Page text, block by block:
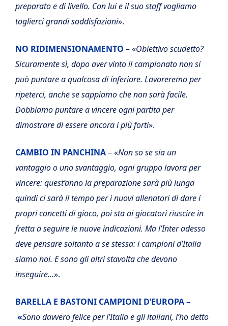
preparato e di livello. Con lui e il suo staff vogliamo
toglierci grandi soddisfazioni».
NO RIDIMENSIONAMENTO – «Obiettivo scudetto?
Sicuramente sì, dopo aver vinto il campionato non si
può puntare a qualcosa di inferiore. Lavoreremo per
ripeterci, anche se sappiamo che non sarà facile.
Dobbiamo puntare a vincere ogni partita per
dimostrare di essere ancora i più forti».
CAMBIO IN PANCHINA– «Non so se sia un
vantaggio o uno svantaggio, ogni gruppo lavora per
vincere: quest’anno la preparazione sarà più lunga
quindi ci sarà il tempo per i nuovi allenatori di dare i
propri concetti di gioco, poi sta ai giocatori riuscire in
fretta a seguire le nuove indicazioni. Ma l’Inter adesso
deve pensare soltanto a se stessa: i campioni d’Italia
siamo noi. E sono gli altri stavolta che devono
inseguire…».
BARELLA E BASTONI CAMPIONI D’EUROPA –
«Sono davvero felice per l’Italia e gli italiani, l’ho detto